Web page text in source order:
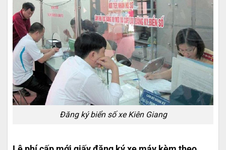
Đăng ký biển số xe Kiên Giang